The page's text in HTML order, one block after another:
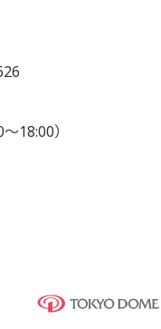
～18:00）